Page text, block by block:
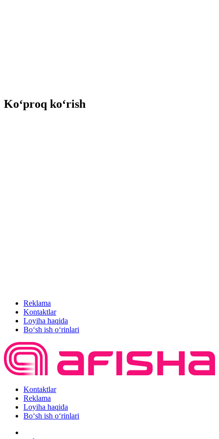
Ko‘proq ko‘rish
Reklama
Kontaktlar
Loyiha haqida
Bo‘sh ish o‘rinlari
Kontaktlar
Reklama
Loyiha haqida
Bo‘sh ish o‘rinlari